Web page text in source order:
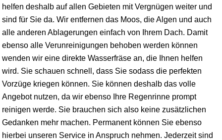
helfen deshalb auf allen Gebieten mit Vergnügen weiter und
sind für Sie da. Wir entfernen das Moos, die Algen und auch
alle anderen Ablagerungen einfach von Ihrem Dach. Damit
ebenso alle Verunreinigungen behoben werden können
wenden wir eine direkte Wasserfräse an, die Ihnen helfen
wird. Sie schauen schnell, dass Sie sodass die perfekten
Vorzüge kriegen können. Sie können deshalb das volle
Angebot nutzen, da wir ebenso Ihre Regenrinne prompt
reinigen werde. Sie brauchen sich also keine zusätzlichen
Gedanken mehr machen. Permanent können Sie ebenso
hierbei unseren Service in Anspruch nehmen. Jederzeit sind